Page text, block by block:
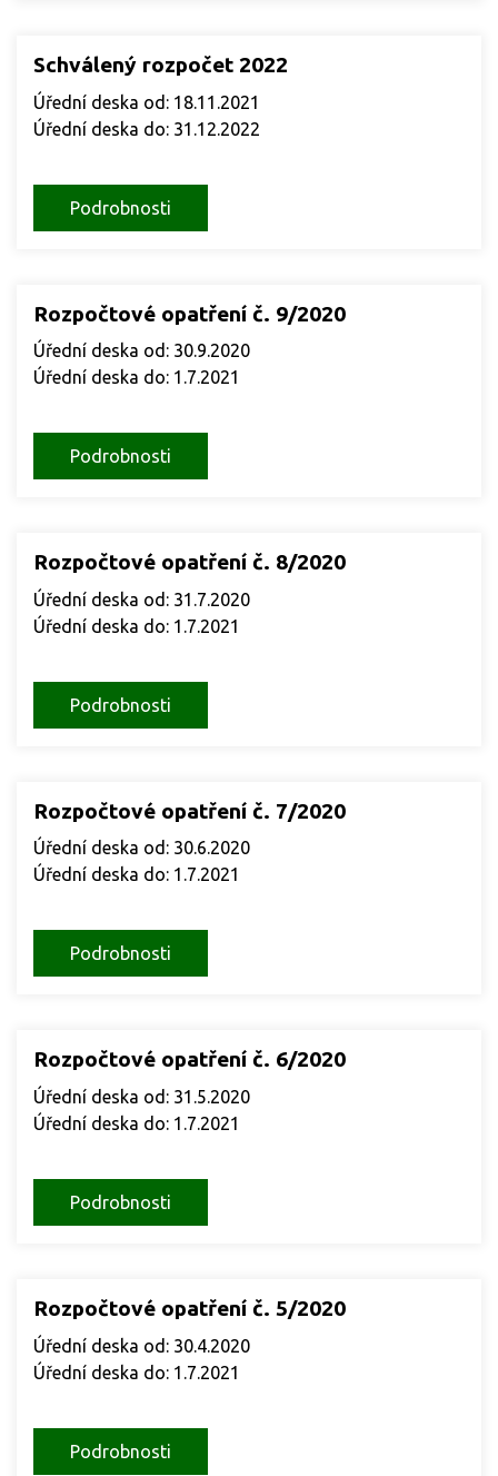
Schválený rozpočet 2022
Úřední deska od: 18.11.2021
Úřední deska do: 31.12.2022
Podrobnosti
Rozpočtové opatření č. 9/2020
Úřední deska od: 30.9.2020
Úřední deska do: 1.7.2021
Podrobnosti
Rozpočtové opatření č. 8/2020
Úřední deska od: 31.7.2020
Úřední deska do: 1.7.2021
Podrobnosti
Rozpočtové opatření č. 7/2020
Úřední deska od: 30.6.2020
Úřední deska do: 1.7.2021
Podrobnosti
Rozpočtové opatření č. 6/2020
Úřední deska od: 31.5.2020
Úřední deska do: 1.7.2021
Podrobnosti
Rozpočtové opatření č. 5/2020
Úřední deska od: 30.4.2020
Úřední deska do: 1.7.2021
Podrobnosti